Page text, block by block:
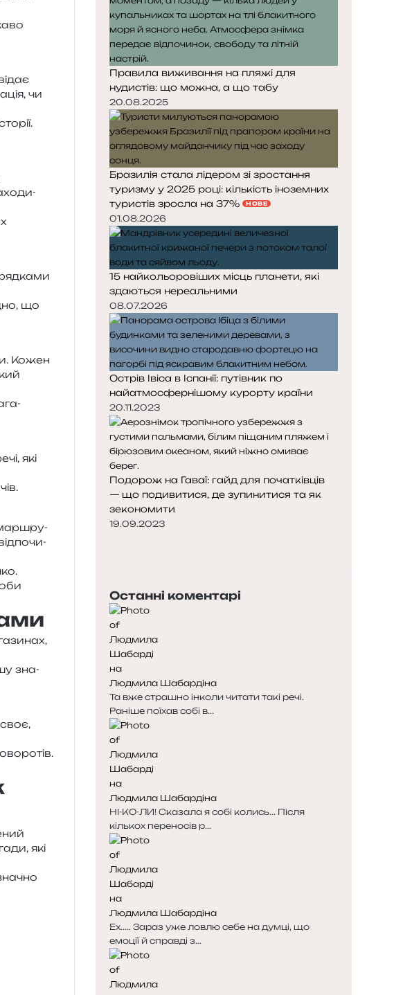
чи
що
Кожен
які
мар­шру­
зна­
які
Правила виживання на пляжі для
нудистів: що можна, а що табу
20.08.2025
Бразилія стала лідером зі зростання
туризму у 2025 році: кількість іноземних
туристів зросла на 37%
НОВЕ
01.08.2026
15 найкольоровіших місць планети, які
здаються нереальними
08.07.2026
Острів Івіса в Іспанії: путівник по
найатмосфернішому курорту країни
20.11.2023
Подорож на Гаваї: гайд для початківців
— що подивитися, де зупинитися та як
зекономити
19.09.2023
Останні коментарі
Людмила Шабардіна
Та вже страшно інколи читати такі речі.
Раніше поїхав собі в...
Людмила Шабардіна
НІ-КО-ЛИ! Сказала я собі колись... Після
кількох переносів р...
Людмила Шабардіна
Ех..... Зараз уже ловлю себе на думці, що
емоції й справді з...